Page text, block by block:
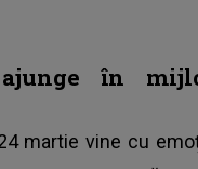
în
martie vine cu